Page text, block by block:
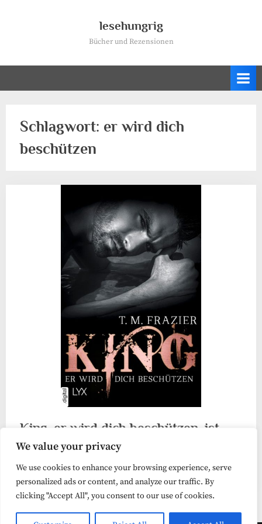
We value your privacy
We use cookies to enhance your browsing experience, serve
personalized ads or content, and analyze our traffic. By
clicking "Accept All", you consent to our use of cookies.
lesehungrig
Bücher und Rezensionen
Schlagwort: er wird dich
beschützen
King, er wird dich beschützen, ist
spannungsgeladen
Dark Romance